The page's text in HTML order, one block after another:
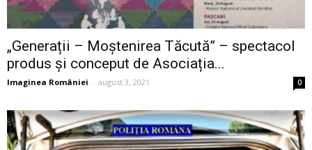
„Generații – Moștenirea Tăcută” – spectacol
produs și conceput de Asociația...
Imaginea României - august 3, 2021 0